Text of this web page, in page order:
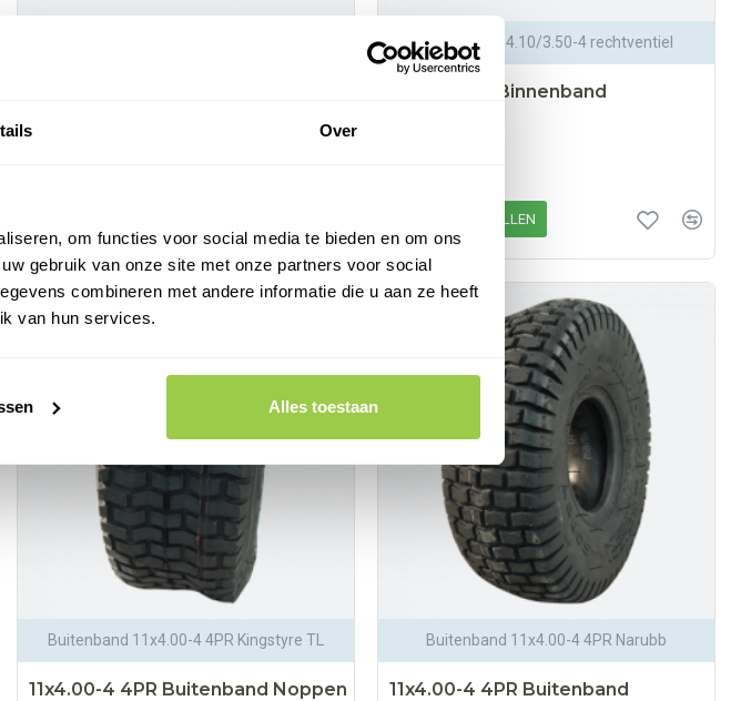
Over
om functies voor social media te bieden en om ons
gebruik van onze site met onze partners voor social
combineren met andere informatie die u aan ze heeft
van hun services.
Alles toestaan
Haaks/gebogen ventiel
Binnenband 4.10/3.50-4 rechtventiel
4.10/3.50-4 Binnenband
BESTELLEN
Buitenband 11x4.00-4 4PR Kingstyre TL
11x4.00-4 4PR Buitenband Noppen
Buitenband 11x4.00-4 4PR Narubb
11x4.00-4 4PR Buitenband